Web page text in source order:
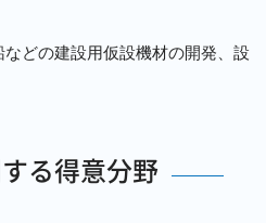
どの建設用仮設機材の開発、設
る得意分野